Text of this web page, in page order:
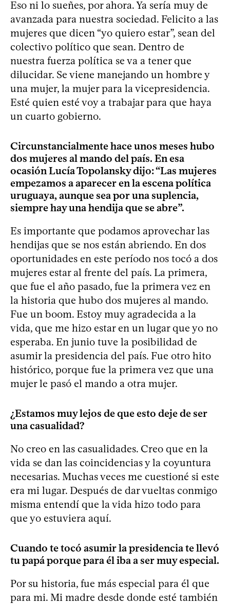
Eso ni lo sueñes, por ahora. Ya sería muy de
avanzada para nuestra sociedad. Felicito a las
mujeres que dicen “yo quiero estar”, sean del
colectivo político que sean. Dentro de
nuestra fuerza política se va a tener que
dilucidar. Se viene manejando un hombre y
una mujer, la mujer para la vicepresidencia.
Esté quien esté voy a trabajar para que haya
un cuarto gobierno.
Circunstancialmente hace unos meses hubo
dos mujeres al mando del país. En esa
ocasión Lucía Topolansky dijo: “Las mujeres
empezamos a aparecer en la escena política
uruguaya, aunque sea por una suplencia,
siempre hay una hendija que se abre”.
Es importante que podamos aprovechar las
hendijas que se nos están abriendo. En dos
oportunidades en este período nos tocó a dos
mujeres estar al frente del país. La primera,
que fue el año pasado, fue la primera vez en
la historia que hubo dos mujeres al mando.
Fue un boom. Estoy muy agradecida a la
vida, que me hizo estar en un lugar que yo no
esperaba. En junio tuve la posibilidad de
asumir la presidencia del país. Fue otro hito
histórico, porque fue la primera vez que una
mujer le pasó el mando a otra mujer.
¿Estamos muy lejos de que esto deje de ser
una casualidad?
No creo en las casualidades. Creo que en la
vida se dan las coincidencias y la coyuntura
necesarias. Muchas veces me cuestioné si este
era mi lugar. Después de dar vueltas conmigo
misma entendí que la vida hizo todo para
que yo estuviera aquí.
Cuando te tocó asumir la presidencia te llevó
tu papá porque para él iba a ser muy especial.
Por su historia, fue más especial para él que
para mi. Mi madre desde donde esté también